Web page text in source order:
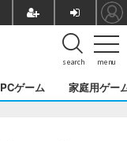
menu
search
PCゲーム 家庭用ゲー